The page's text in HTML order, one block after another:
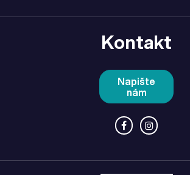
Kontakt
Napište
nám